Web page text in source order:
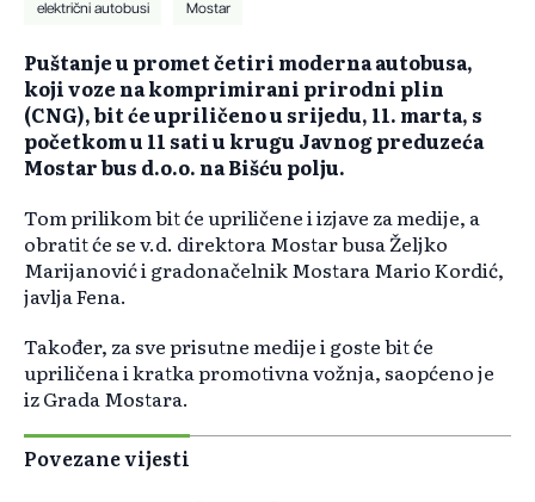
električni autobusi Mostar
Puštanje u promet četiri moderna autobusa,
koji voze na komprimirani prirodni plin
(CNG), bit će upriličeno u srijedu, 11. marta, s
početkom u 11 sati u krugu Javnog preduzeća
Mostar bus d.o.o. na Bišću polju.
Tom prilikom bit će upriličene i izjave za medije, a
obratit će se v.d. direktora Mostar busa Željko
Marijanović i gradonačelnik Mostara Mario Kordić,
javlja Fena.
Također, za sve prisutne medije i goste bit će
upriličena i kratka promotivna vožnja, saopćeno je
iz Grada Mostara.
Povezane vijesti